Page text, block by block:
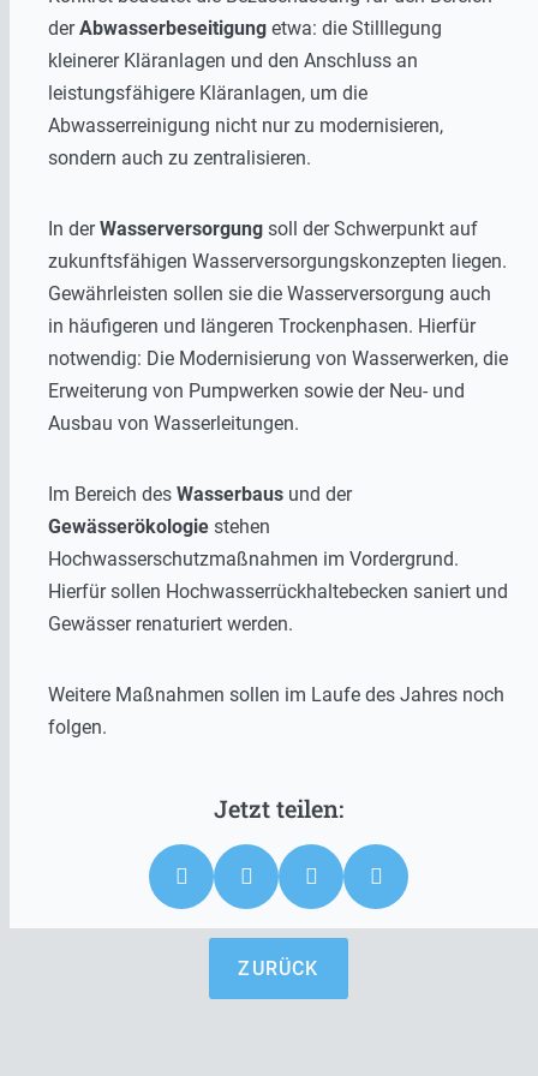
derAbwasserbeseitigung etwa: die Stilllegung
kleinerer Kläranlagen und den Anschluss an
leistungsfähigere Kläranlagen, um die
Abwasserreinigung nicht nur zu modernisieren,
sondern auch zu zentralisieren.
In derWasserversorgung soll der Schwerpunkt auf
zukunftsfähigen Wasserversorgungskonzepten liegen.
Gewährleisten sollen sie die Wasserversorgung auch
in häufigeren und längeren Trockenphasen. Hierfür
notwendig: Die Modernisierung von Wasserwerken, die
Erweiterung von Pumpwerken sowie der Neu- und
Ausbau von Wasserleitungen.
Im Bereich des Wasserbaus und der
Gewässerökologie stehen
Hochwasserschutzmaßnahmen im Vordergrund.
Hierfür sollen Hochwasserrückhaltebecken saniert und
Gewässer renaturiert werden.
Weitere Maßnahmen sollen im Laufe des Jahres noch
folgen.
ZURÜCK